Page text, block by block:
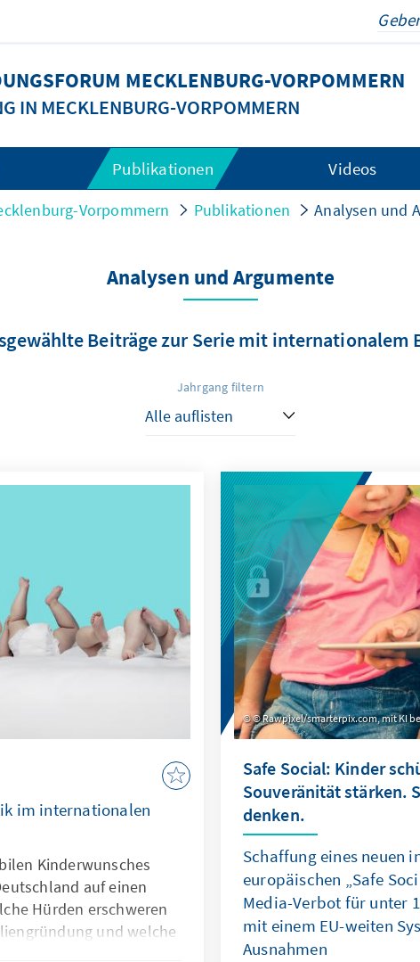
MECKLENBURG-VORPOMMERN
IN MECKLENBURG-VORPOMMERN
Publikationen Videos
Vorpommern Publikationen Analysen und
Analysen und Argumente
Beiträge zur Serie mit internationalem
Jahrgang filtern
im internationalen
Kinderwunsches
auf einen
Hürden erschweren
und welche
© Rawpixel/smarterpix.com, mit KI
Safe Social: Kinder
Souveränität stärken.
denken.
Schaffung eines neuen
europäischen „Safe
Media-Verbot für unter
mit einem EU-weiten
Ausnahmen